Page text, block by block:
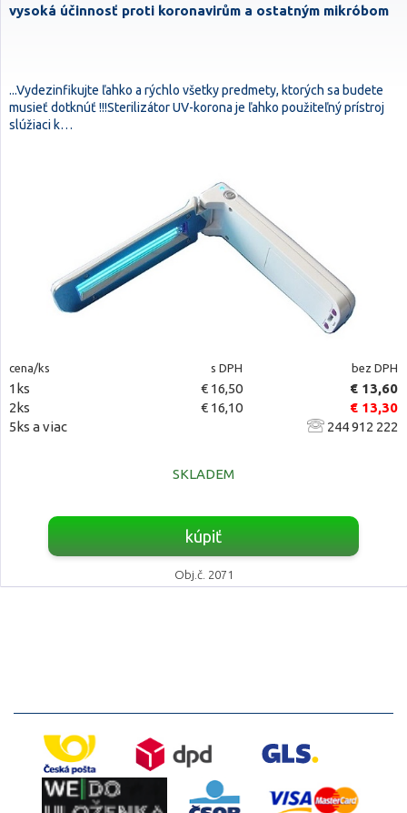
vysoká účinnosť proti koronavirům a ostatným mikróbom
...Vydezinfikujte ľahko a rýchlo všetky predmety, ktorých sa budete
musieť dotknúť !!!Sterilizátor UV-korona je ľahko použiteľný prístroj
slúžiaci k…
cena/ks s DPH bez DPH
1ks € 16,50
€ 13,60
2ks
€ 16,10
€ 13,30
5ks a viac
244 912 222
SKLADEM
kúpiť
Obj.č. 2071